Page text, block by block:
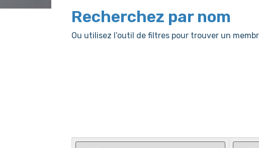
Recherchez par nom
Ou utilisez l’outil de filtres pour trouver un